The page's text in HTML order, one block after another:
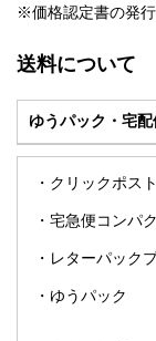
※価格認定書の発行
送料について
ゆうパック・宅配
・クリックポスト
・宅急便コンパ
・レターパック
・ゆうパック